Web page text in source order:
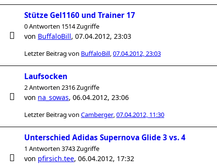
Stütze Gel1160 und Trainer 17
0 Antworten 1514 Zugriffe
von BuffaloBill, 07.04.2012, 23:03
Letzter Beitrag von BuffaloBill,07.04.2012, 23:03
Laufsocken
2 Antworten 2316 Zugriffe
von na_sowas, 06.04.2012, 23:06
Letzter Beitrag von Camberger,07.04.2012, 11:30
Unterschied Adidas Supernova Glide 3 vs. 4
1 Antworten 3743 Zugriffe
von pfirsich.tee, 06.04.2012, 17:32